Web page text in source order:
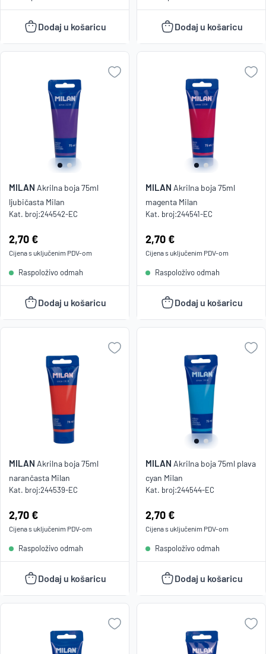
Dodaj u košaricu Dodaj u košaricu
MILAN Akrilna boja 75ml
ljubičasta Milan
Kat. broj:244542-EC
Cijena:
2,70 €
Cijena s uključenim PDV-om
Raspoloživo odmah
Dodaj u košaricu
MILAN Akrilna boja 75ml
magenta Milan
Kat. broj:244541-EC
Cijena:
2,70 €
Cijena s uključenim PDV-om
Raspoloživo odmah
Dodaj u košaricu
MILAN Akrilna boja 75ml
narančasta Milan
Kat. broj:244539-EC
Cijena:
2,70 €
Cijena s uključenim PDV-om
Raspoloživo odmah
Dodaj u košaricu
MILAN Akrilna boja 75ml plava
cyan Milan
Kat. broj:244544-EC
Cijena:
2,70 €
Cijena s uključenim PDV-om
Raspoloživo odmah
Dodaj u košaricu